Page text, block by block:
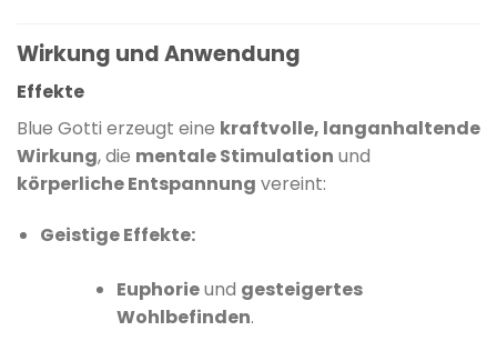
Wirkung und Anwendung
Effekte
Blue Gotti erzeugt eine kraftvolle, langanhaltende
Wirkung, die mentale Stimulation und
körperliche Entspannung vereint:
Geistige Effekte:
Euphorieund gesteigertes
Wohlbefinden.